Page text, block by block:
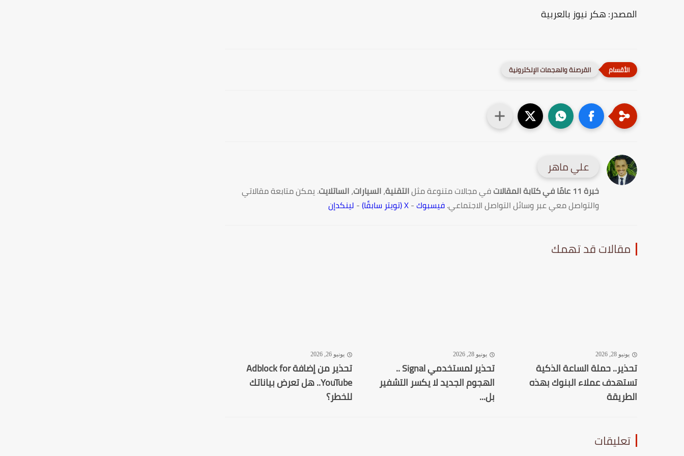
المصدر: هكر نيوز بالعربية
القرصنة والهجمات الإلكترونية
علي ماهر
خبرة 11 عامًا في كتابة المقالات في مجالات متنوعة مثلالتقنية،السيارات،الساتلايت. يمكن متابعة مقالاتي
والتواصل معي عبر وسائل التواصل الاجتماعي.فيسبوك-X (تويتر سابقًا) - لينكدإن
مقالات قد تهمك
يونيو 28, 2026
تحذير.. حملة الساعة الذكية
تستهدف عملاء البنوك بهذه
الطريقة
يونيو 28, 2026
تحذير لمستخدمي Signal ..
الهجوم الجديد لا يكسر التشفير
بل...
يونيو 26, 2026
تحذير من إضافة Adblock for
YouTube.. هل تعرض بياناتك
للخطر؟
تعليقات